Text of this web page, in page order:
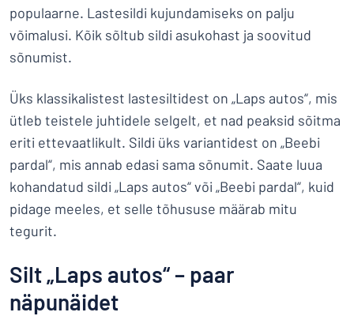
populaarne. Lastesildi kujundamiseks on palju
võimalusi. Kõik sõltub sildi asukohast ja soovitud
sõnumist.
Üks klassikalistest lastesiltidest on „Laps autos“, mis
ütleb teistele juhtidele selgelt, et nad peaksid sõitma
eriti ettevaatlikult. Sildi üks variantidest on „Beebi
pardal“, mis annab edasi sama sõnumit. Saate luua
kohandatud sildi „Laps autos“ või „Beebi pardal“, kuid
pidage meeles, et selle tõhususe määrab mitu
tegurit.
Silt „Laps autos“ – paar
näpunäidet